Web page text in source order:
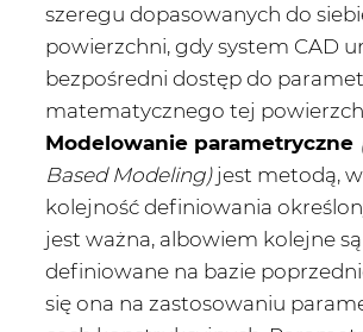
szeregu dopasowanych do
powierzchni, gdy system CAD
bezpośredni dostęp do
matematycznego tej
Modelowanie parametryczne
Based Modeling) jest metodą,
kolejność definiowania
jest ważna, albowiem kolejne są
definiowane na bazie
się ona na zastosowaniu